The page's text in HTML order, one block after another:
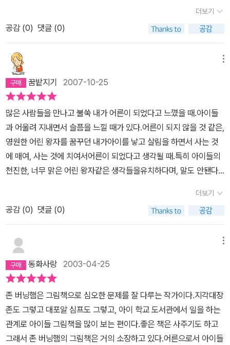
에 맡긴다고...... 하지만, 아이들에게 여러번 읽어주면서 그게 다일
까?곰곰 생각하니 또 다른 것들이 보였다.그래서 나는, 이 책을 장애
다고, 또는 선장이 수용시설에 맡겨버렸다고 슬퍼하고 좌절했다면 보
르카가 큐가든에서 행복할 수 있을까? 바로 자기에게 닥친 현실을 긍
정적으로 받아들이는 자세가 자신이 행복할 수 있는 비결이다. 소극
적이고 부정적인 태도는 결코 자신을 행복하게,또는 자기발전을 가져
오지 못한다. 보르카는 큐가든에서 친구들의 친절에 감사하고 함께
어울리며비로소 행복할 수 있었다.물론 장애가 아니라도 남들과 다른
특성 때문에 어울리기 어려운 사람들의 이야기로도 읽힌다. 보르카도
깃털 없는 것 외에는 다른 문제가 없었으니까. 소심하고 소외된 사람
들이 세상과 소통하는 방법, 세상과 함께 살아가는 자세에 대한 이야
력이 있어야 하나가 될 수 있다. 장애 때문에버리거나 입양 보내는 경
우가 있듯이, 보르카도 런던으로 혹은 수용기관으로 입양되었다고 이
해할 수 있다. 이제 가족만이 책임질 일이 아니고 사회가 같이 감싸안
아야 할 일이다. 보르카가 큐가든에서 행복했듯이 남다른 특성을 가
진 사람들도 세상에서 행복하게 살 권리를 사회가 찾아줘야 한다.존
버닝햄은 세상에서 가장 자유롭고 행복하게 살 수 있는 큐가든 같은
세상을 꿈꾸며 보르카를 내 놓았을 것이다. 서로 다름을 인정하고 받
아들이는 큐가든 같은 낙원을 이 땅에 실현하자고조곤조곤 이야기하
는 그의 음성이 들린다.우리도 보르카와 약속을 지킨 선장과 파울러
처럼,큐가든을 찾아가 행복한지 살피며 세상을 향한 그들의 믿음을
저버리지 말고 함께 살아가야 하리라! 초등학교 저학년은 저학년대로
든’이란 공원으로 가서 행복하게 살게 되는데, 우리가 우리 주변의 장
애인들을 위해 개인적으로 도와줄 것들과 사회적으로 마련되어야 할
책이다.
한 기러기들과 행복하게 산다는 이야기이다. 좀 지루하기도 하지만
장애인 문제와 왕따 문제를 담고 있어 아이들에게 권해줄 만한 책이
다. 특히 보르카가 소외당하는 모습을 보면서 우리 아이들도 장애자
와 따돌림 당하는 사람들의 심정을 공감할 수 있기를 기대해본다.
더보기
공감 (0) 댓글 (0)
꿈밭지기 2007-10-25
많은 사람들을 만나고 불쑥 내가 어른이 되었다고 느꼈을 때.아이들
과 어울려 지내면서 슬픔을 느낄 때가 있다.어른이 되지 않을 것 같은,
영원한 어린 왕자를 꿈꾸던 내가아이를 낳고 살림을 하면서 사는 것
에 매여, 사는 것에 치여서어른이 되었다고 생각될 때.특히 아이들의
천진한, 너무 맑은 어린 왕자같은 생각들을유치하다며, 말도 안됀다
보살피느라고 집에 늦어서 학원차를 놓쳤다는 아이에게 '그런 건 안
바쁜날 해야지.' 하고 말하고는 아차 했다.친구가, 우정이 더 중요한건
데.보르카는 털이 없어서, 다른 친구들과 달라서 슬펐다.결국 보르카
가 선택한 것은 그런 친구들이 모여 사는 곳이였다.털이 없는 보르카
도, 보이는 그대로 인정해야 하는데.이웃도 보이는 그대로 인정해야
하는데.가끔 가까운 길을 놓아두고 먼길을 돌아오는 기분이다. 편견
으로 인해 먼길을....
더보기
공감 (0) 댓글 (0)
동화사랑 2003-04-25
존 버닝햄은 그림책으로 심오한 문제를 잘 다루는 작가이다.지각대장
존도 그렇고 대포알 심프도 그렇고, 아이 학교 도서관에서 일을 하는
관계로 아이들 그림책을 많이 보는 편이다.좋은 책은 사주기도 하고
그래서 존 버닝햄의 그림책은 거의 소장하고 있다.어른으로서 아이들